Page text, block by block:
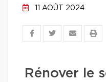
11 AOÛT 2024
Rénover le